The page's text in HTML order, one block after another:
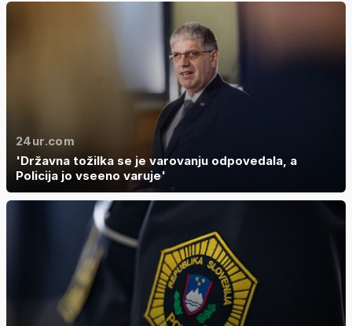
24ur.com
'Državna tožilka se je varovanju odpovedala, a
Policija jo vseeno varuje'